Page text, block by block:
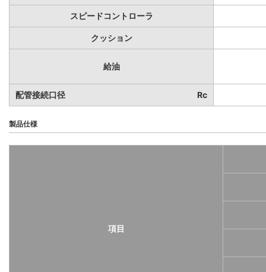
スピードコントローラ
クッション
給油
配管接続口径 Rc
製品仕様
項目